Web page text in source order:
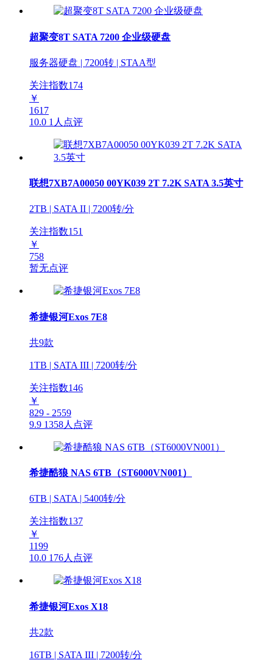
超聚变8T SATA 7200 企业级硬盘
服务器硬盘 | 7200转 | STAA型
关注指数174
￥
1617
10.0 1人点评
联想7XB7A00050 00YK039 2T 7.2K SATA 3.5英寸
2TB | SATA II | 7200转/分
关注指数151
￥
758
暂无点评
希捷银河Exos 7E8
共9款
1TB | SATA III | 7200转/分
关注指数146
￥
829 - 2559
9.9 1358人点评
希捷酷狼 NAS 6TB（ST6000VN001）
6TB | SATA | 5400转/分
关注指数137
￥
1199
10.0 176人点评
希捷银河Exos X18
共2款
16TB | SATA III | 7200转/分